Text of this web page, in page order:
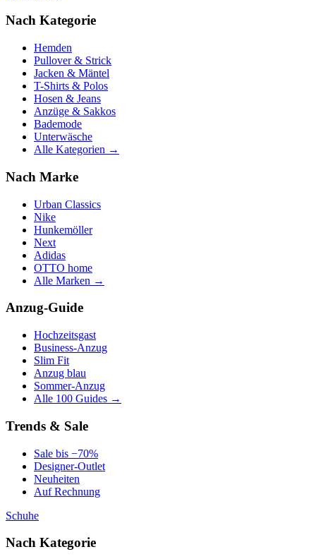
Nach Kategorie
Hemden
Pullover & Strick
Jacken & Mäntel
T-Shirts & Polos
Hosen & Jeans
Anzüge & Sakkos
Bademode
Unterwäsche
Alle Kategorien →
Nach Marke
Urban Classics
Nike
Hunkemöller
Next
Adidas
OTTO home
Alle Marken →
Anzug-Guide
Hochzeitsgast
Business-Anzug
Slim Fit
Anzug blau
Sommer-Anzug
Alle 100 Guides →
Trends & Sale
Sale bis −70%
Designer-Outlet
Neuheiten
Auf Rechnung
Schuhe
Nach Kategorie